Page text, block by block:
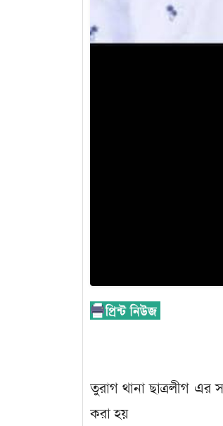
তুরাগ থানা ছাত্রলীগ
করা হয়